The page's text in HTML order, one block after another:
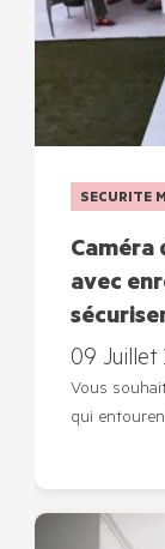
SECURITE
Caméra
avec
09 Juillet
Vous
qui